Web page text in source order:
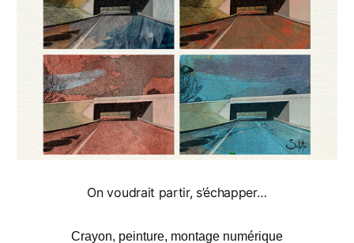
On voudrait partir, s’échapper…
Crayon, peinture, montage numérique